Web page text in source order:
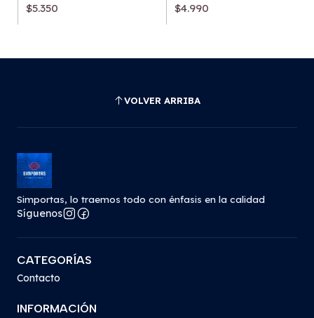
$5.350 $4.990
VOLVER ARRIBA
Simportas, lo traemos todo con énfasis en la calidad
Síguenos
CATEGORÍAS
Contacto
INFORMACIÓN